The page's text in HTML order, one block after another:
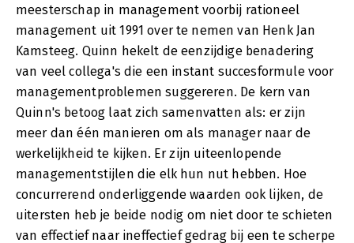
meesterschap in management voorbij rationeel
management uit 1991 over te nemen van Henk Jan
Kamsteeg. Quinn hekelt de eenzijdige benadering
van veel collega's die een instant succesformule voor
managementproblemen suggereren. De kern van
Quinn's betoog laat zich samenvatten als: er zijn
meer dan één manieren om als manager naar de
werkelijkheid te kijken. Er zijn uiteenlopende
managementstijlen die elk hun nut hebben. Hoe
concurrerend onderliggende waarden ook lijken, de
uitersten heb je beide nodig om niet door te schieten
van effectief naar ineffectief gedrag bij een te scherpe